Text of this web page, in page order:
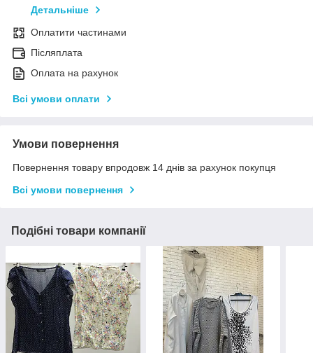
Детальніше
Оплатити частинами
Післяплата
Оплата на рахунок
Всі умови оплати
Умови повернення
Повернення товару впродовж 14 днів за рахунок покупця
Всі умови повернення
Подібні товари компанії